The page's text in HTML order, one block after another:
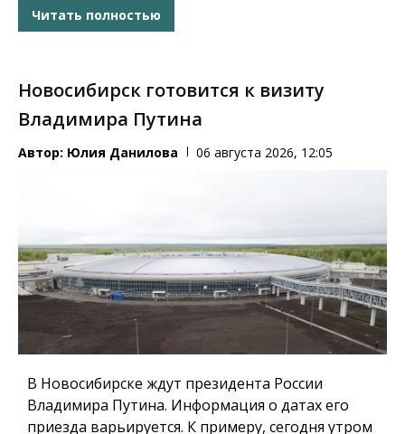
Читать полностью
Новосибирск готовится к визиту
Владимира Путина
Автор: Юлия Данилова 06 августа 2026, 12:05
В Новосибирске ждут президента России
Владимира Путина. Информация о датах его
приезда варьируется. К примеру, сегодня утром